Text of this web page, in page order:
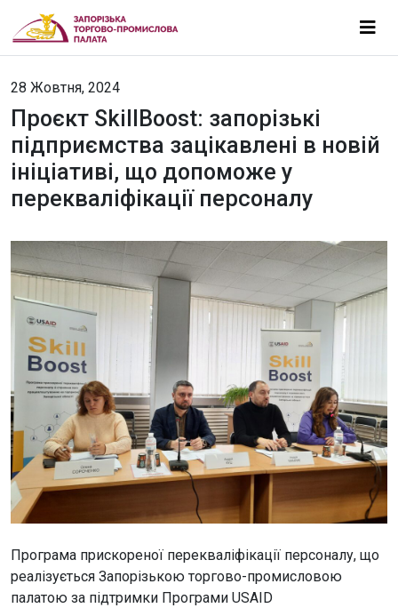
28 Жовтня, 2024
Проєкт SkillBoost: запорізькі
підприємства зацікавлені в новій
ініціативі, що допоможе у
перекваліфікації персоналу
Програма прискореної перекваліфікації персоналу, що
реалізується Запорізькою торгово-промисловою
палатою за підтримки Програми USAID